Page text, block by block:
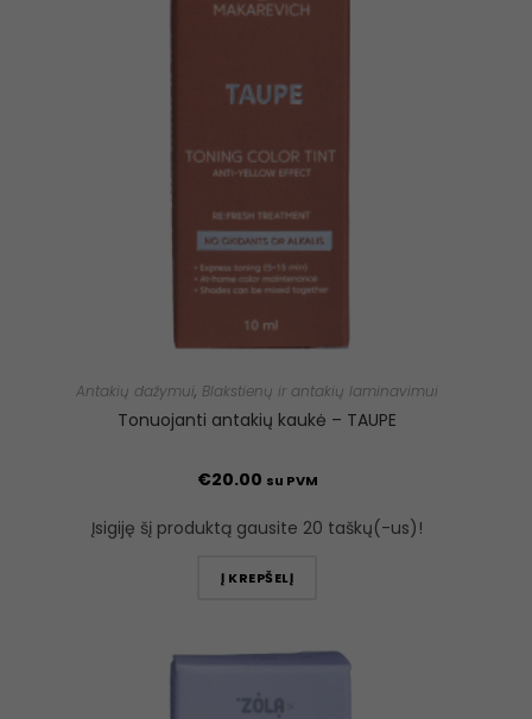
Antakių dažymui, Blakstienų ir antakių laminavimui
Tonuojanti antakių kaukė – TAUPE
€20.00 su PVM
Įsigiję šį produktą gausite 20 taškų(-us)!
Į KREPŠELĮ